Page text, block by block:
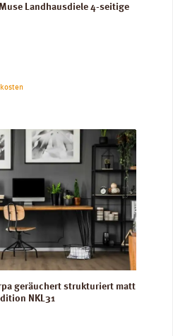
Muse Landhausdiele 4-seitige
geräuchert strukturiert matt
NKL31